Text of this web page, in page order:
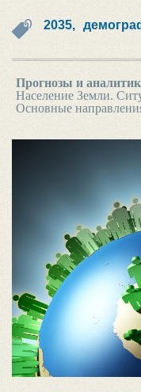
2035,
Прогнозы и
Население Земли.
Основные